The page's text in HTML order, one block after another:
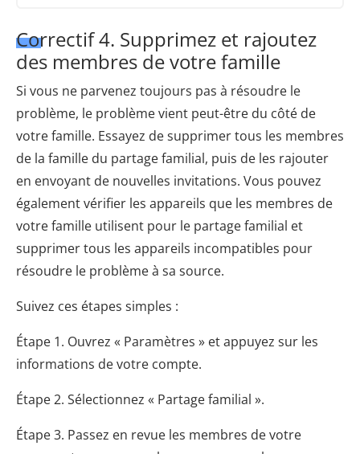
Correctif 4. Supprimez et rajoutez
des membres de votre famille
Si vous ne parvenez toujours pas à résoudre le
problème, le problème vient peut-être du côté de
votre famille. Essayez de supprimer tous les membres
de la famille du partage familial, puis de les rajouter
en envoyant de nouvelles invitations. Vous pouvez
également vérifier les appareils que les membres de
votre famille utilisent pour le partage familial et
supprimer tous les appareils incompatibles pour
résoudre le problème à sa source.
Suivez ces étapes simples :
Étape 1. Ouvrez « Paramètres » et appuyez sur les
informations de votre compte.
Étape 2. Sélectionnez « Partage familial ».
Étape 3. Passez en revue les membres de votre